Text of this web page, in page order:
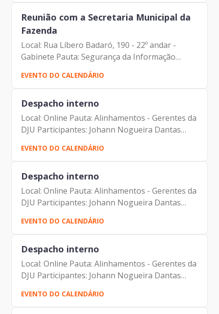
dos Santos Bagattini
Reunião com a Secretaria Municipal da
Fazenda
Local: Rua Líbero Badaró, 190 - 22º andar -
Gabinete Pauta: Segurança da Informação
Participantes: Johann Nogueira Dantas Evandro
Freire Luciano Felipe De Paula Capato Patrícia
dos Santos Bagattini
EVENTO DO CALENDÁRIO
Despacho interno
Local: Online Pauta: Alinhamentos - Gerentes da
DJU Participantes: Johann Nogueira Dantas
Carolina Magnani Hiromoto Carlos Alberto da
Silva Vinicius Lobato Couto Carlos Antonio
Carvalho de Campos...
EVENTO DO CALENDÁRIO
Despacho interno
Local: Online Pauta: Alinhamentos - Gerentes da
DJU Participantes: Johann Nogueira Dantas
Carolina Magnani Hiromoto Carlos Alberto da
Silva Vinicius Lobato Couto Carlos Antonio
Carvalho de Campos...
EVENTO DO CALENDÁRIO
Despacho interno
Local: Online Pauta: Alinhamentos - Gerentes da
DJU Participantes: Johann Nogueira Dantas
Carolina Magnani Hiromoto Carlos Alberto da
Silva Vinicius Lobato Couto Carlos Antonio
Carvalho de Campos...
EVENTO DO CALENDÁRIO